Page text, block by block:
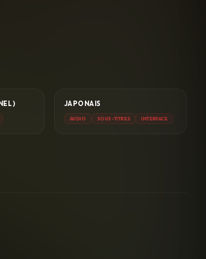
JAPONAIS
AUDIO SOUS-TITRES INTERFACE